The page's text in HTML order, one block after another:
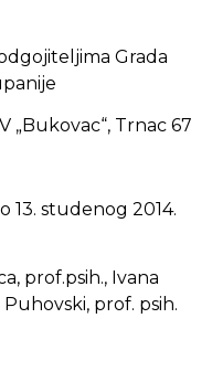
Grada
„Bukovac“, Trnac 67
13. studenog 2014.
prof.psih., Ivana
prof. psih.